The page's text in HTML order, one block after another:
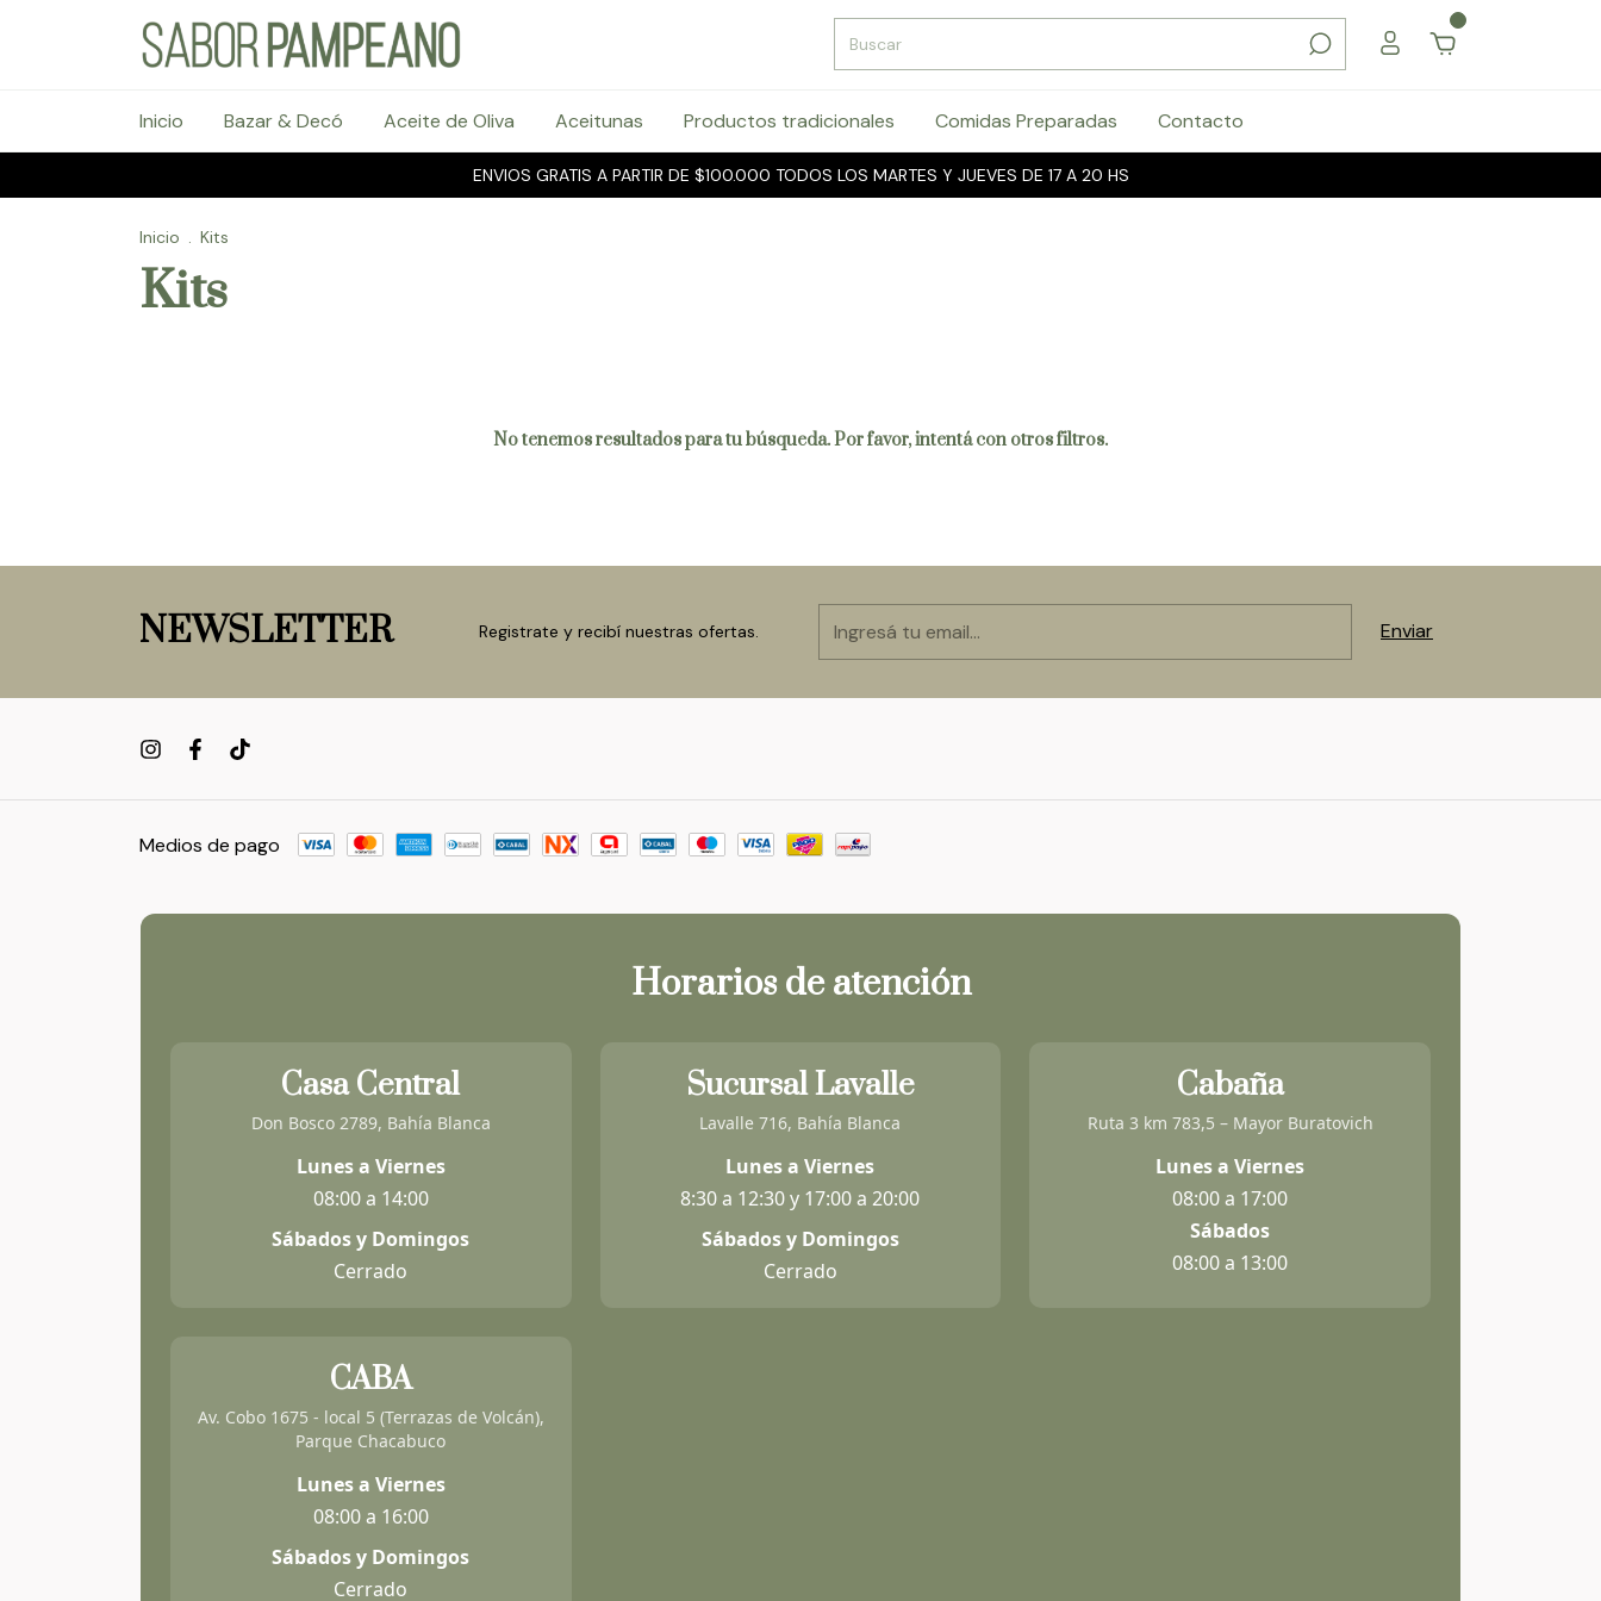
Inicio Bazar & Decó Aceite de Oliva Aceitunas Productos tradicionales Comidas Preparadas Contacto
ENVIOS GRATIS A PARTIR DE $100.000 TODOS LOS MARTES Y JUEVES DE 17 A 20 HS
Inicio . Kits
Kits
No tenemos resultados para tu búsqueda. Por favor, intentá con otros filtros.
NEWSLETTER Registrate y recibí nuestras ofertas.
Medios de pago
Horarios de atención
Casa Central
Don Bosco 2789, Bahía Blanca
Lunes a Viernes
08:00 a 14:00
Sábados y Domingos
Cerrado
Sucursal Lavalle
Lavalle 716, Bahía Blanca
Lunes a Viernes
8:30 a 12:30 y 17:00 a 20:00
Sábados y Domingos
Cerrado
Cabaña
Ruta 3 km 783,5 – Mayor Buratovich
Lunes a Viernes
08:00 a 17:00
Sábados
08:00 a 13:00
CABA
Av. Cobo 1675 - local 5 (Terrazas de Volcán),
Parque Chacabuco
Lunes a Viernes
08:00 a 16:00
Sábados y Domingos
Cerrado